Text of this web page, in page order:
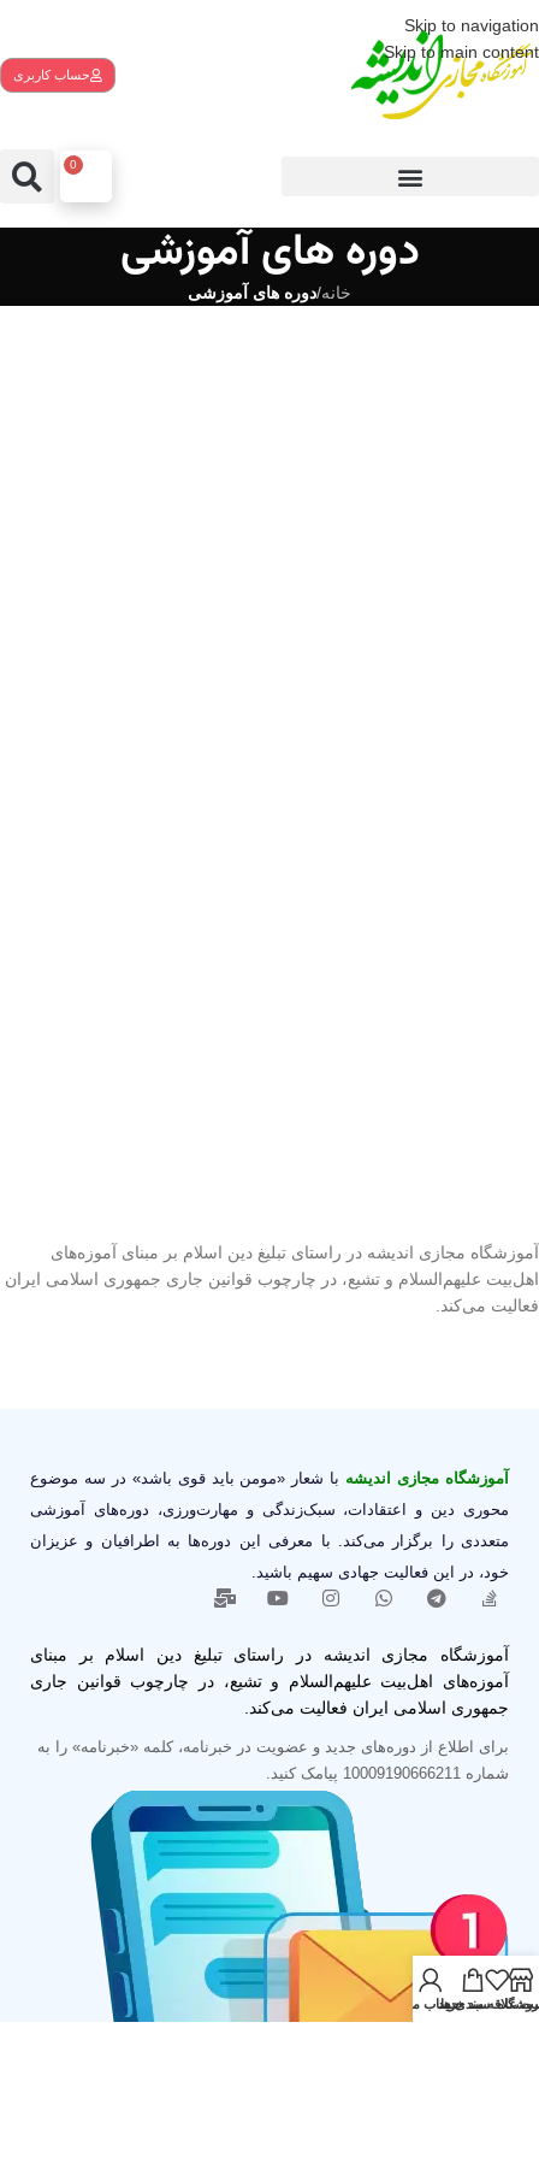
Skip to navigation
Skip to main content
حساب کاربری
0
دوره های آموزشی
خانه/دوره های آموزشی
آموزشگاه مجازی اندیشه در راستای تبلیغ دین اسلام بر مبنای آموزه‌های
اهل‌بیت علیهم‌السلام و تشیع، در چارچوب قوانین جاری جمهوری اسلامی ایران
فعالیت می‌کند.
آموزشگاه مجازی اندیشه با شعار «مومن باید قوی باشد» در سه موضوع
محوری دین و اعتقادات، سبک‌زندگی و مهارت‌ورزی، دوره‌های آموزشی
متعددی را برگزار می‌کند. با معرفی این دوره‌ها به اطرافیان و عزیزان
خود، در این فعالیت جهادی سهیم باشید.
آموزشگاه مجازی اندیشه در راستای تبلیغ دین اسلام بر مبنای
آموزه‌های اهل‌بیت علیهم‌السلام و تشیع، در چارچوب قوانین جاری
جمهوری اسلامی ایران فعالیت می‌کند.
برای اطلاع از دوره‌های جدید و عضویت در خبرنامه، کلمه «خبرنامه» را به
شماره 10009190666211 پیامک کنید.
علاقه مندی ها
سبد خریدحساب من